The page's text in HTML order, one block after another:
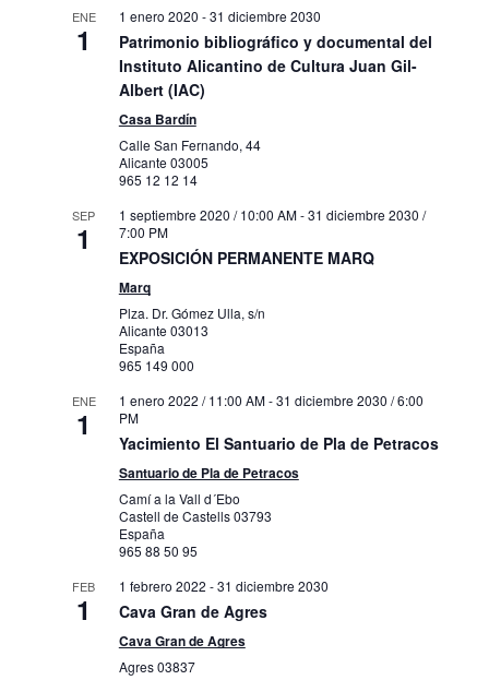
ENE
1
1 enero 2020 -31 diciembre 2030
Patrimonio bibliográfico y documental del
Instituto Alicantino de Cultura Juan Gil-
Albert (IAC)
Casa Bardín
Calle San Fernando, 44
Alicante 03005
965 12 12 14
SEP
1
1 septiembre 2020 / 10:00 AM-31 diciembre 2030 /
7:00 PM
EXPOSICIÓN PERMANENTE MARQ
Marq
Plza. Dr. Gómez Ulla, s/n
Alicante 03013
España
965 149 000
ENE
1
1 enero 2022 / 11:00 AM-31 diciembre 2030 / 6:00
PM
Yacimiento El Santuario de Pla de Petracos
Santuario de Pla de Petracos
Camí a la Vall d´Ebo
Castell de Castells03793
España
965 88 50 95
FEB
1
1 febrero 2022 -31 diciembre 2030
Cava Gran de Agres
Cava Gran de Agres
Agres03837